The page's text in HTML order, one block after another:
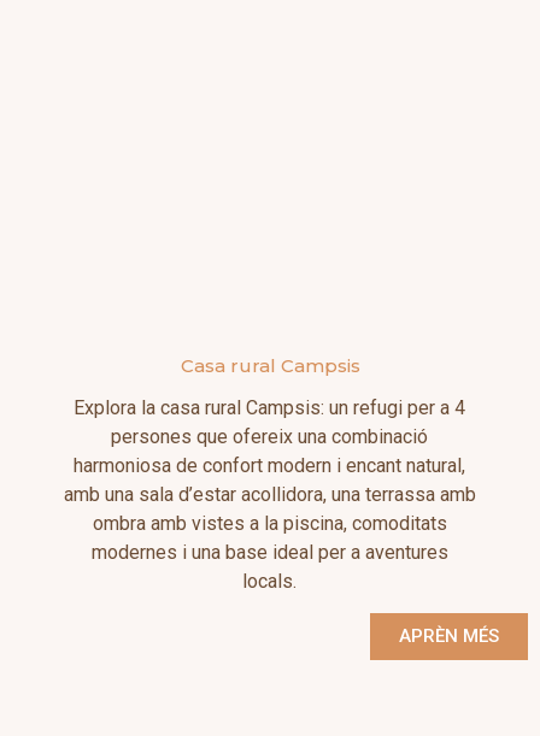
Casa rural Campsis
Explora la casa rural Campsis: un refugi per a 4
persones que ofereix una combinació
harmoniosa de confort modern i encant natural,
amb una sala d’estar acollidora, una terrassa amb
ombra amb vistes a la piscina, comoditats
modernes i una base ideal per a aventures
locals.
APRÈN MÉS